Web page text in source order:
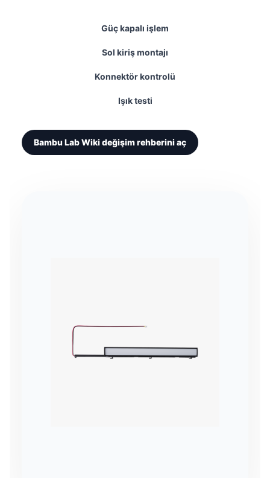
Güç kapalı işlem
Sol kiriş montajı
Konnektör kontrolü
Işık testi
Bambu Lab Wiki değişim rehberini aç